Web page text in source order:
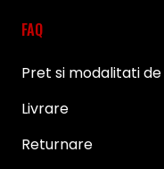
FAQ
Pret si modalitati
Livrare
Returnare